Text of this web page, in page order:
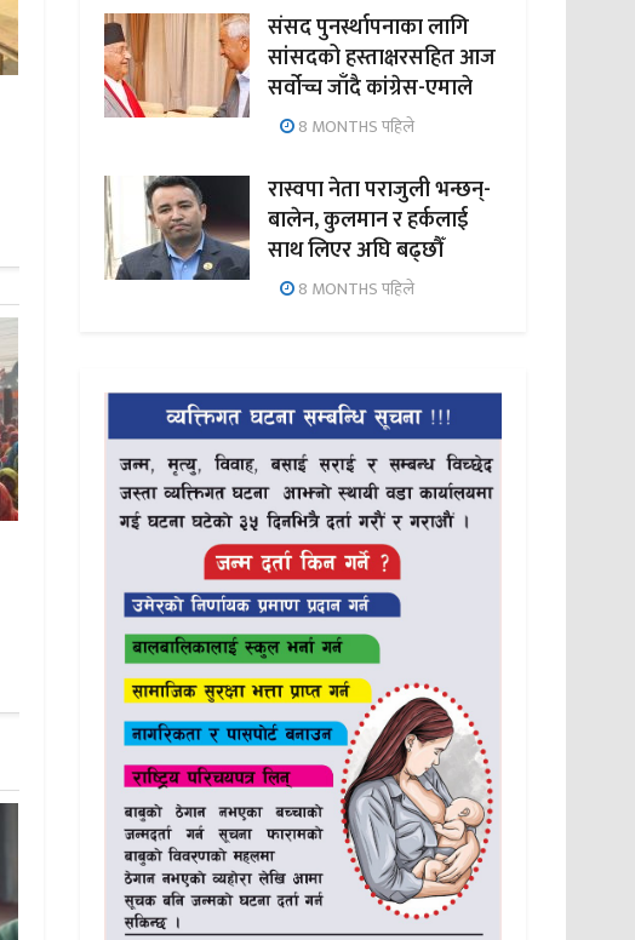
संसद पुनर्स्थापनाका लागि
सांसदको हस्ताक्षरसहित आज
सर्वोच्च जाँदै कांग्रेस-एमाले
8 MONTHS पहिले
रास्वपा नेता पराजुली भन्छन्-
बालेन, कुलमान र हर्कलाई
साथ लिएर अघि बढ्छौँ
8 MONTHS पहिले